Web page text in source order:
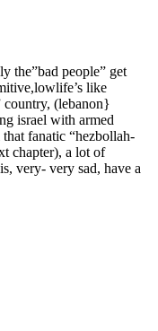
the”bad people” get
like
country, (lebanon}
israel with armed
fanatic “hezbollah-
chapter), a lot of
very- very sad, have a